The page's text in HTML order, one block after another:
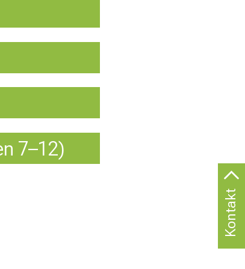
7–12)
Kontakt